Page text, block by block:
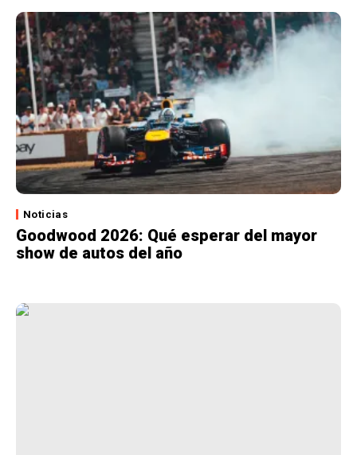
Noticias
Goodwood 2026: Qué esperar del mayor
show de autos del año